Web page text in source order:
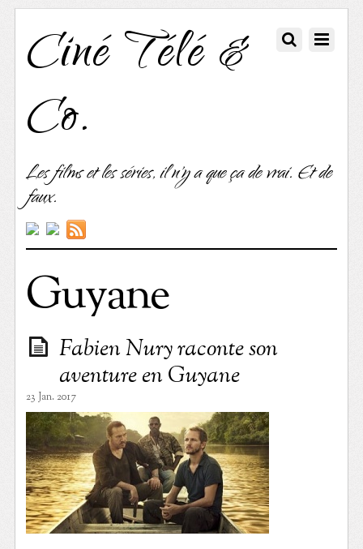
Ciné Télé &
Co.
Les films et les séries, il n'y a que ça de vrai. Et de
faux.
Guyane
Fabien Nury raconte son
aventure en Guyane
23 Jan. 2017